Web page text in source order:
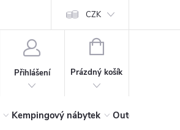
O společnosti Hodnocení obchodu
CZK
Přihlášení
NÁKUPNÍ
Prázdný košík
Kempingový nábytek Outdoor a